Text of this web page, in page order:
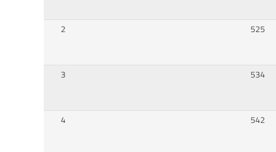
2 525
3
534
4
542